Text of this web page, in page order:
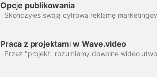
Opcje publikowania
Praca z projektami w Wave.video